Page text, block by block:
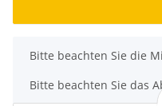
x
Bitte beachten Sie die
Bitte beachten Sie das